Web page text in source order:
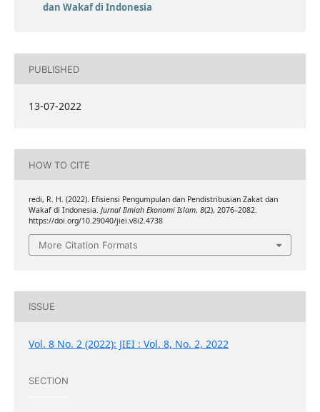
dan Wakaf di Indonesia
PUBLISHED
13-07-2022
HOW TO CITE
redi, R. H. (2022). Efisiensi Pengumpulan dan Pendistribusian Zakat dan
Wakaf di Indonesia. Jurnal Ilmiah Ekonomi Islam, 8(2), 2076–2082.
https://doi.org/10.29040/jiei.v8i2.4738
More Citation Formats
ISSUE
Vol. 8 No. 2 (2022): JIEI : Vol. 8, No. 2, 2022
SECTION